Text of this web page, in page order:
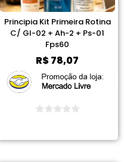
Principia Kit Primeira Rotina
C/ Gl-02 + Ah-2 + Ps-01
Fps60
R$78,07